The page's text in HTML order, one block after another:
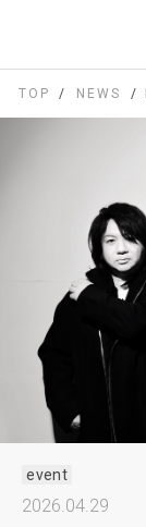
TOP NEWS
event
2026.04.29